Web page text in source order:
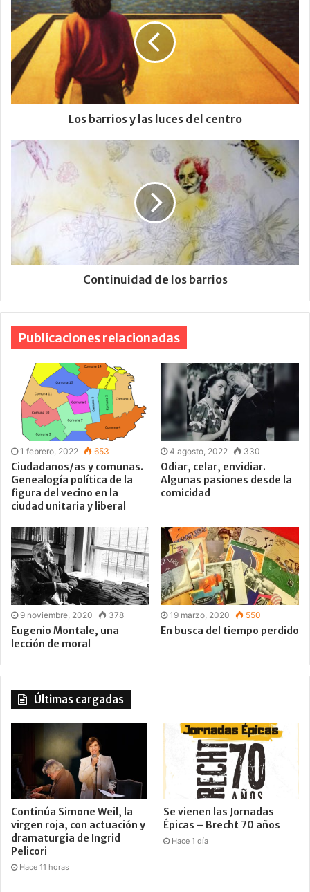
Los barrios y las luces del centro
Continuidad de los barrios
Publicaciones relacionadas
1 febrero, 2022 653
Ciudadanos/as y comunas.
Genealogía política de la
figura del vecino en la
ciudad unitaria y liberal
4 agosto, 2022 330
Odiar, celar, envidiar.
Algunas pasiones desde la
comicidad
9 noviembre, 2020 378
Eugenio Montale, una
lección de moral
19 marzo, 2020 550
En busca del tiempo perdido
Últimas cargadas
Continúa Simone Weil, la
virgen roja, con actuación y
dramaturgia de Ingrid
Pelicori
Hace 11 horas
Se vienen las Jornadas
Épicas – Brecht 70 años
Hace 1 día